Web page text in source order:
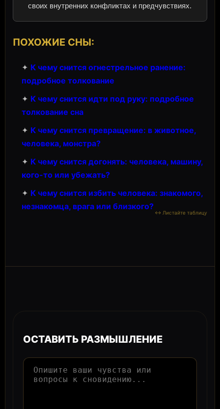
своих внутренних конфликтах и предчувствиях.
ПОХОЖИЕ СНЫ:
✦ К чему снится огнестрельное ранение:
подробное толкование
✦ К чему снится идти под руку: подробное
толкование сна
✦ К чему снится превращение: в животное,
человека, монстра?
✦ К чему снится догонять: человека, машину,
кого-то или убежать?
✦ К чему снится избить человека: знакомого,
незнакомца, врага или близкого?
ОСТАВИТЬ РАЗМЫШЛЕНИЕ